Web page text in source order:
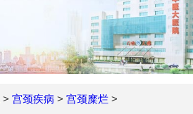
> 宫颈疾病 > 宫颈糜烂>